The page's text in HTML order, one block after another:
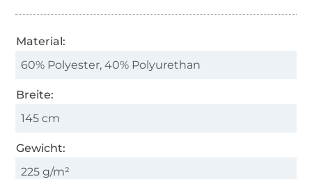
Material:
60% Polyester, 40% Polyurethan
Breite:
145 cm
Gewicht:
225 g/m²